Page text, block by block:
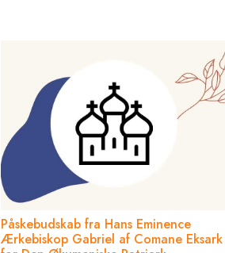
Påskebudskab fra Hans Eminence
Ærkebiskop Gabriel af Comane Eksark